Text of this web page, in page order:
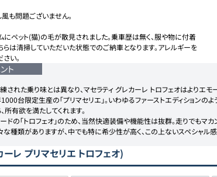
も問題ございません。
にペット(猫)の毛が散見されました。乗車歴は無く、服や物に付着
らは清掃していただいた状態でのご納車となります。アレルギーを
い。
ト
された乗り味とは異なり、マセラティ グレカーレ トロフェオはよりエ
台限定生産の「プリマセリエ」。いわゆるファーストエディション
有欲を満たしてくれます。
の「トロフェオ」のため、当然快適装備や機能性は抜群。走りでもマ
な種類がありますが、中でも特に希少性が高く、この上ないスペシャル
ーレ プリマセリエ トロフェオ)